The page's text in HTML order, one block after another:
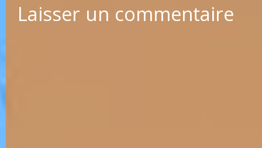
Laisser un commentaire